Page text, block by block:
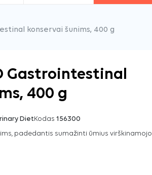
konservai šunims, 400 g
Gastrointestinal
400 g
DietKodas 156300
padedantis sumažinti ūmius virškinamojo